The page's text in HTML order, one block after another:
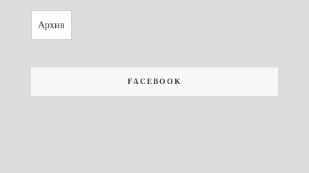
Архив
FACEBOOK